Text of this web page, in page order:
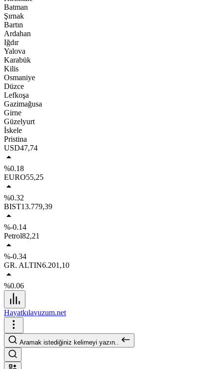
Batman
Şırnak
Bartın
Ardahan
Iğdır
Yalova
Karabük
Kilis
Osmaniye
Düzce
Lefkoşa
Gazimağusa
Girne
Güzelyurt
İskele
Pristina
USD47,74
%0.18
EURO55,25
%0.32
BIST13.779,39
%-0.14
Petrol82,21
%-0.34
GR. ALTIN6.201,10
%0.06
Hayatkılavuzum.net
Aramak istediğiniz kelimeyi yazın..